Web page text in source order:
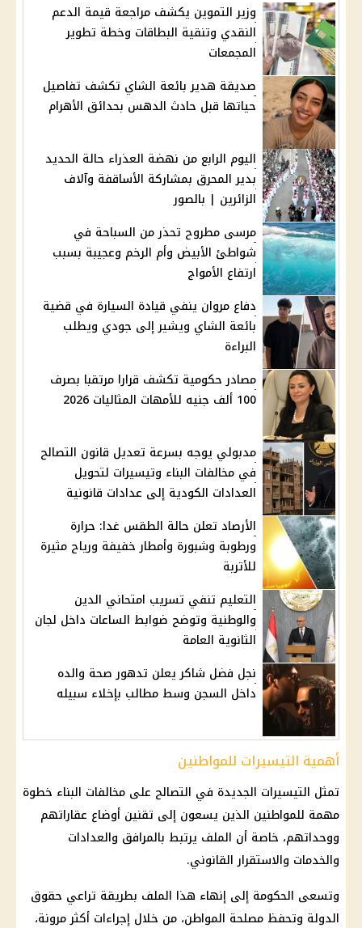
وزير التموين يكشف مراجعة قيمة الدعم
النقدي وتنقية البطاقات وخطة تطوير
المجمعات
صديقة هدير بائعة الشاي تكشف تفاصيل
حياتها قبل حادث الدهس بحدائق الأهرام
اليوم الرابع من نهضة العذراء حالة الحديد
بدير المحرق بمشاركة الأساقفة وآلاف
الزائرين | بالصور
مرسى مطروح تحذر من السباحة في
شواطئ الأبيض وأم الرخم وعجيبة بسبب
ارتفاع الأمواج
دفاع مروان ينفي قيادة السيارة في قضية
بائعة الشاي ويشير إلى جودي ويطلب
البراءة
مصادر حكومية تكشف قرارا مرتقبا بصرف
100 ألف جنيه للأمهات المثاليات 2026
مدبولي يوجه بسرعة تعديل قانون التصالح
في مخالفات البناء وتيسيرات لتحويل
العدادات الكودية إلى عدادات قانونية
الأرصاد تعلن حالة الطقس غدا: حرارة
ورطوبة وشبورة وأمطار خفيفة ورياح مثيرة
للأتربة
التعليم تنفي تسريب امتحاني الدين
والوطنية وتوضح ضوابط الساعات داخل لجان
الثانوية العامة
نجل فضل شاكر يعلن تدهور صحة والده
داخل السجن وسط مطالب بإخلاء سبيله
أهمية التيسيرات للمواطنين
تمثل التيسيرات الجديدة في التصالح على مخالفات البناء خطوة
مهمة للمواطنين الذين يسعون إلى تقنين أوضاع عقاراتهم
ووحداتهم، خاصة أن الملف يرتبط بالمرافق والعدادات
والخدمات والاستقرار القانوني.
وتسعى الحكومة إلى إنهاء هذا الملف بطريقة تراعي حقوق
الدولة وتحفظ مصلحة المواطن، من خلال إجراءات أكثر مرونة،